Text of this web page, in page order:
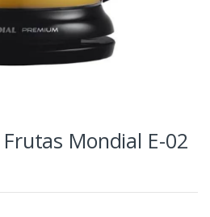
Mondial E-02